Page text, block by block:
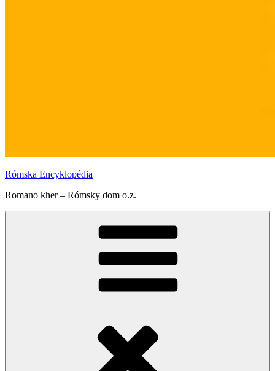
Rómska Encyklopédia
Romano kher – Rómsky dom o.z.